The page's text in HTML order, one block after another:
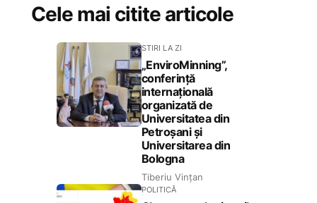
Cele mai citite articole
STIRI LA ZI
„EnviroMinning”,
conferință
internațională
organizată de
Universitatea din
Petroșani și
Universitarea din
Bologna
Tiberiu Vințan
POLITICĂ